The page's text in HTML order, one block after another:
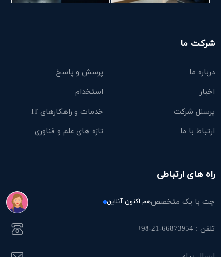
شرکت ما
درباره ما
پرسش و پاسخ
اخبار
استخدام
پرسنل شرکت
خدمات و راهکارهای IT
ارتباط با ما
تازه های علم و فناوری
راه های ارتباطی
چت با یک متخصصهم اکنون آنلاین
تلفن : 66873954-21-98+